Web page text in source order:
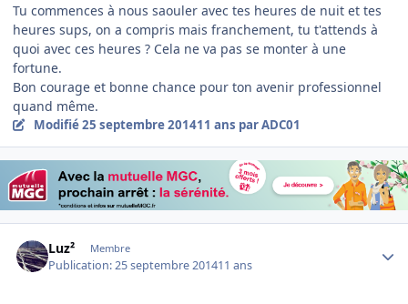
Tu commences à nous saouler avec tes heures de nuit et tes
heures sups, on a compris mais franchement, tu t'attends à
quoi avec ces heures ? Cela ne va pas se monter à une
fortune.
Bon courage et bonne chance pour ton avenir professionnel
quand même.
Modifié25 septembre 201411 ans par ADC01
Luz² Membre
Publication:25 septembre 201411 ans